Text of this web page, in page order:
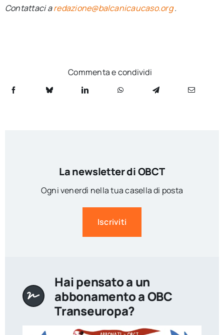
Contattaci aredazione@balcanicaucaso.org.
Commenta e condividi
La newsletter di OBCT
Ogni venerdì nella tua casella di posta
Iscriviti
Hai pensato a un
abbonamento a OBC
Transeuropa?